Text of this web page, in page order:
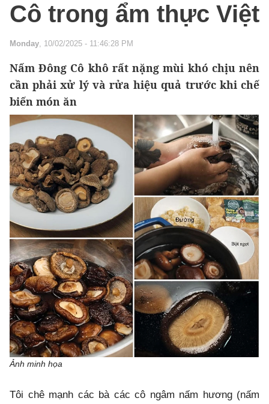
Cô trong ẩm thực Việt
Monday, 10/02/2025 - 11:46:28 PM
Nấm Đông Cô khô rất nặng mùi khó chịu nên
cần phải xử lý và rửa hiệu quả trước khi chế
biến món ăn
Ảnh minh họa
Tôi chê mạnh các bà các cô ngâm nấm hương (nấm